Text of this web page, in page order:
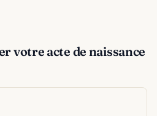
votre acte de naissance